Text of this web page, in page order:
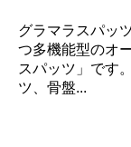
グラマラスパッ
つ多機能型のオ
スパッツ」です
ツ、骨盤...